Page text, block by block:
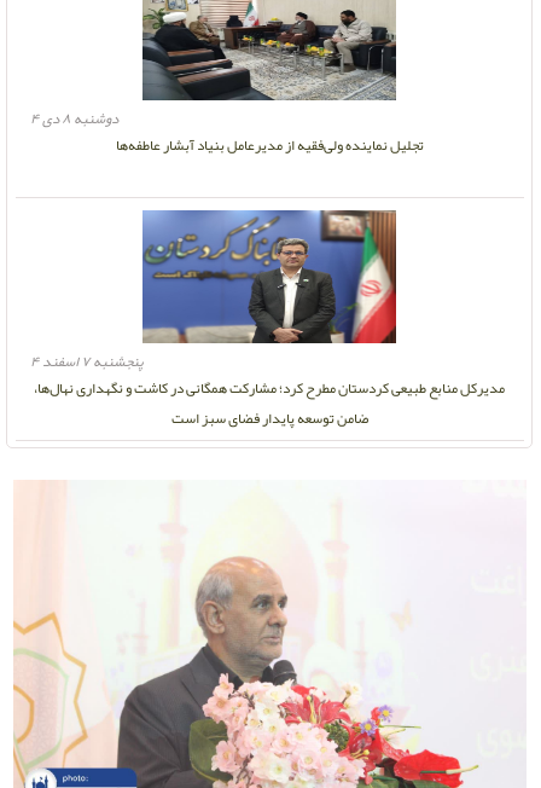
مدیرکل منابع طبیعی کردستان مطرح کرد؛ مشارکت همگانی در کاشت و نگهداری نهال‌ها،
ضامن توسعه پایدار فضای سبز است
پنجشنبه ۷ اسفند ۴
تجلیل نماینده ولی‌فقیه از مدیرعامل بنیاد آبشار عاطفه‌ها
دوشنبه ۸ دی ۴